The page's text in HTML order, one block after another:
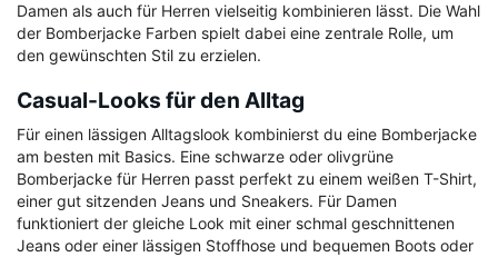
Damen als auch für Herren vielseitig kombinieren lässt. Die Wahl
der Bomberjacke Farben spielt dabei eine zentrale Rolle, um
den gewünschten Stil zu erzielen.
Casual-Looks für den Alltag
Für einen lässigen Alltagslook kombinierst du eine Bomberjacke
am besten mit Basics. Eine schwarze oder olivgrüne
Bomberjacke für Herren passt perfekt zu einem weißen T-Shirt,
einer gut sitzenden Jeans und Sneakers. Für Damen
funktioniert der gleiche Look mit einer schmal geschnittenen
Jeans oder einer lässigen Stoffhose und bequemen Boots oder